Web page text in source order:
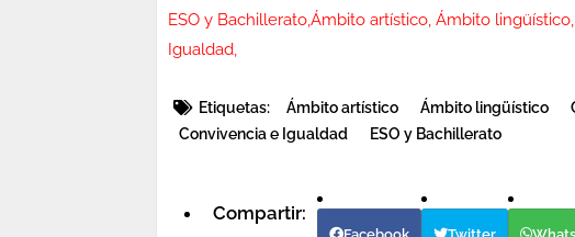
ESO y Bachillerato,Ámbito artístico, Ámbito
Igualdad,
Etiquetas: Ámbito artístico Ámbito lingüístico
Convivencia e Igualdad
ESO y Bachillerato